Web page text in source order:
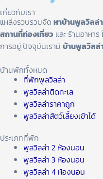
เกี่ยวกับเรา
แหล่งรวบรวมจัด หาบ้านพูลวิลล่า
สถานที่ท่องเที่ยว และ ร้านอาหา
การอยู่ ปัจจุบันเรามี บ้านพูลวิลล่
บ้านพักทั้งหมด
ที่พักพูลวิลล่า
พูลวิลล่าติดทะเล
พูลวิลล่าราคาถูก
พูลวิลล่าสัตว์เลี้ยงเข้าได้
ประเภทที่พัก
พูลวิลล่า 2 ห้องนอน
พูลวิลล่า 3 ห้องนอน
พูลวิลล่า 4 ห้องนอน